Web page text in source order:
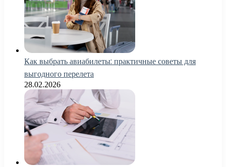
Как выбрать авиабилеты: практичные советы для
выгодного перелета
28.02.2026